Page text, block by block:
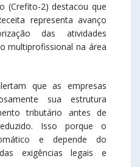
(Crefito-2) destacou que
representa avanço
das atividades
multiprofissional na área
que as empresas
sua estrutura
tributário antes de
Isso porque o
e depende do
exigências legais e